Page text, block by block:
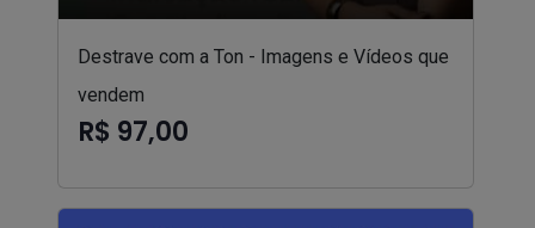
Destrave com a Ton - Imagens e Vídeos que
vendem
R$ 97,00